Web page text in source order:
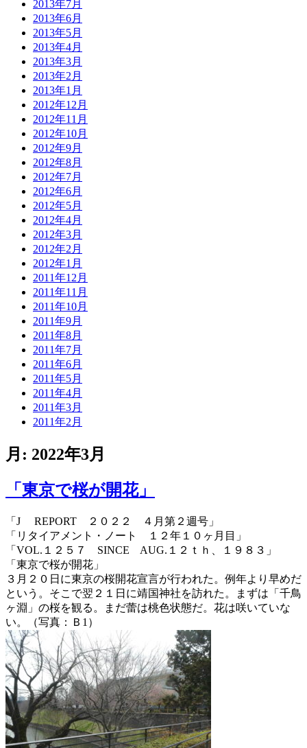
2013年7月
2013年6月
2013年5月
2013年4月
2013年3月
2013年2月
2013年1月
2012年12月
2012年11月
2012年10月
2012年9月
2012年8月
2012年7月
2012年6月
2012年5月
2012年4月
2012年3月
2012年2月
2012年1月
2011年12月
2011年11月
2011年10月
2011年9月
2011年8月
2011年7月
2011年6月
2011年5月
2011年4月
2011年3月
2011年2月
月: 2022年3月
「東京で桜が開花」
「J REPORT ２０２２ ４月第２週号」
「リタイアメント・ノート １２年１０ヶ月目」
「VOL.１２５７ SINCE AUG.１２ｔｈ、１９８３」
「東京で桜が開花」
３月２０日に東京の桜開花宣言が行われた。例年より早めだ
という。そこで翌２１日に靖国神社を訪れた。まずは「千鳥
ヶ淵」の桜を観る。まだ蕾は桃色状態だ。花は咲いていな
い。（写真：Ｂ1）